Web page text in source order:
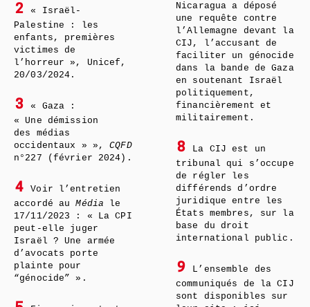
2
« Israël-
Palestine : les
enfants, premières
victimes de
l’horreur », Unicef,
20/03/2024.
3
« Gaza :
« Une démission
des médias
occidentaux » »,CQFD
n°227 (février 2024).
4
Voir l’entretien
accordé auMédia le
17/11/2023 : « La CPI
peut-elle juger
Israël ? Une armée
d’avocats porte
plainte pour
“génocide” ».
Nicaragua a déposé
une requête contre
l’Allemagne devant la
CIJ, l’accusant de
faciliter un génocide
dans la bande de Gaza
en soutenant Israël
politiquement,
financièrement et
militairement.
8
La CIJ est un
tribunal qui s’occupe
de régler les
différends d’ordre
juridique entre les
États membres, sur la
base du droit
international public.
9
L’ensemble des
communiqués de la CIJ
sont disponibles sur